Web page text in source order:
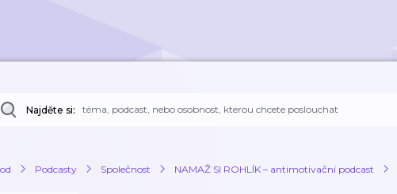
Najděte si:
Podcasty Společnost NAMAŽ SI ROHLÍK – antimotivační podcast